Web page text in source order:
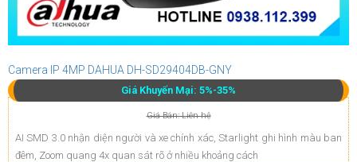
Camera IP 4MP DAHUA DH-SD29404DB-GNY
Giá Khuyến Mại: 5%-35%
Giá Bán: Liên hệ
AI SMD 3.0 nhận diện người và xe chính xác, Starlight ghi hình màu ban
đêm, Zoom quang 4x quan sát rõ ở nhiều khoảng cách